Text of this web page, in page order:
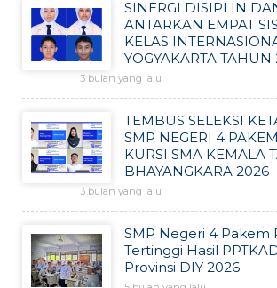
SINERGI DISIPLIN
ANTARKAN EMPAT
KELAS
YOGYAKARTA TAHUN
3 bulan yang lalu
TEMBUS SELEKSI
SMP NEGERI 4
KURSI SMA KEMALA
BHAYANGKARA 2026
3 bulan yang lalu
SMP Negeri 4 Pakem
Tertinggi Hasil
Provinsi DIY 2026